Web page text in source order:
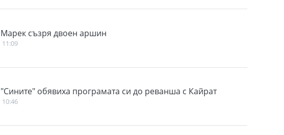
Марек съзря двоен аршин
11:09
"Сините" обявиха програмата си до реванша с Кайрат
10:46